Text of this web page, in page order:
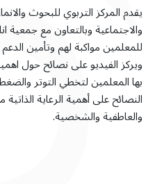
يقدم المركز التربوي للبحوث
والاجتماعية وبالتعاون مع جمعية
للمعلمين مواكبة لهم وتأمين
ويركز الفيديو على نصائح حول
بها المعلمين لتخطي التوتر
النصائح على أهمية الرعاية
والعاطفية والشخصية.